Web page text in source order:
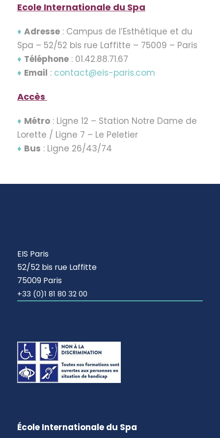
Ecole Internationale du Spa
♦ Adresse : Campus de l’Esthétique et du
Spa – 52/52 bis rue Laffitte – 75009 – Paris
♦ Téléphone : 01.42.88.71.67
♦ Email : contact@eis-paris.com
Accès
♦ Métro : Ligne 12 – Station Notre Dame de
Lorette / Ligne 7 – Le Peletier
♦ Bus : Ligne 26/43/74
EIS Paris
52/52 bis rue Laffitte
75009 Paris
+33 (0)1 81 80 32 00
École Internationale du Spa